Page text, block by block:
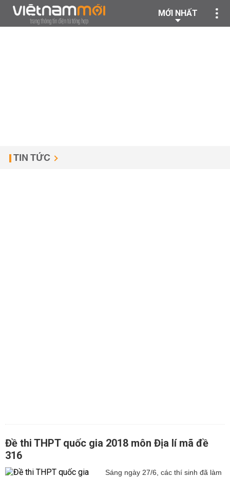
MỚI NHẤT
TIN TỨC
Đề thi THPT quốc gia 2018 môn Địa lí mã đề
316
Sáng ngày 27/6, các thí sinh đã làm